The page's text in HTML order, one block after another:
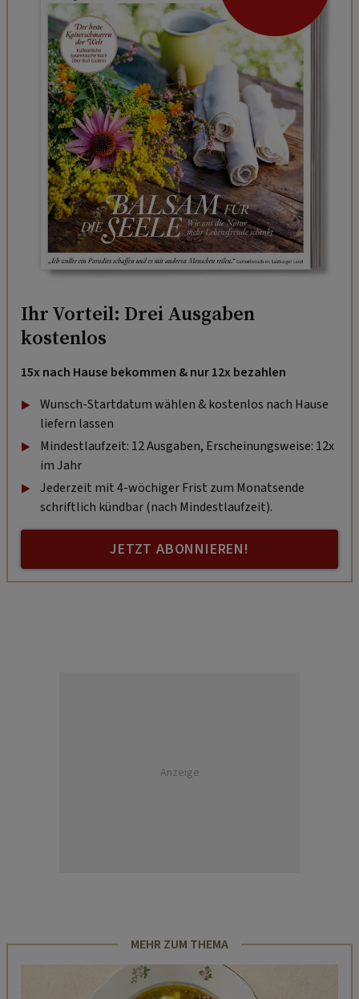
Ihr Vorteil: Drei Ausgaben
kostenlos
15x nach Hause bekommen & nur 12x bezahlen
Wunsch-Startdatum wählen & kostenlos nach Hause
liefern lassen
Mindestlaufzeit: 12 Ausgaben, Erscheinungsweise: 12x
im Jahr
Jederzeit mit 4-wöchiger Frist zum Monatsende
schriftlich kündbar (nach Mindestlaufzeit).
JETZT ABONNIEREN!
Anzeige
MEHR ZUM THEMA